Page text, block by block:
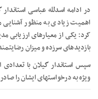
در ادامه اسدلله عباسی
اهمیت زیادی به منظور آشنایی
کرد: یکی از معیارهای ارزیابی
بازدیدهای سرزده و میزان
سپس استاندار گیلان با
ویژه به درخواستهای ایشان را